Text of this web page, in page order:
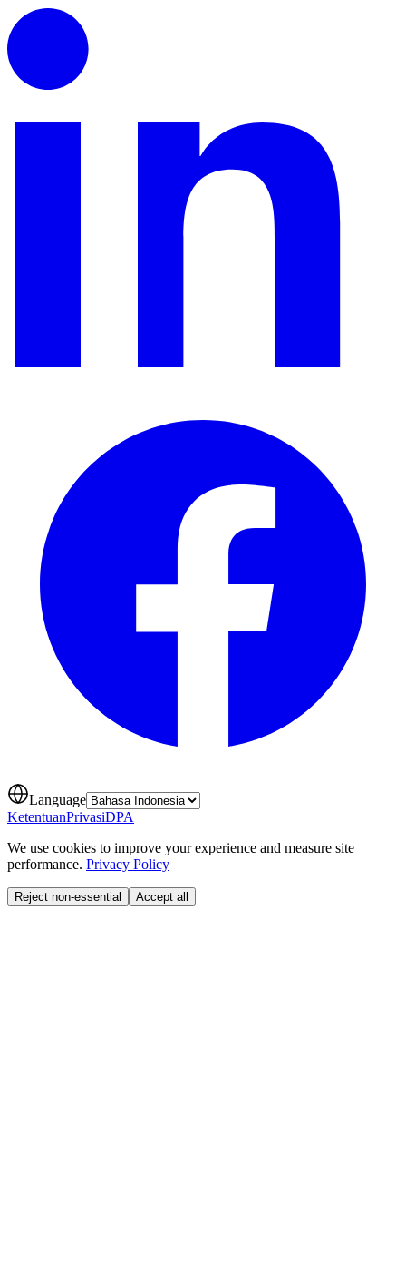
Language
KetentuanPrivasiDPA
We use cookies to improve your experience and measure site
performance. Privacy Policy
Reject non-essential Accept all